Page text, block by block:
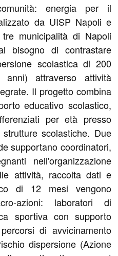
energia per il
da UISP Napoli e
municipalità di Napoli
bisogno di contrastare
scolastica di 200
attraverso attività
Il progetto combina
educativo scolastico,
per età presso
scolastiche. Due
supportano coordinatori,
nell'organizzazione
attività, raccolta dati e
di 12 mesi vengono
azioni: laboratori di
sportiva con supporto
di avvicinamento
dispersione (Azione